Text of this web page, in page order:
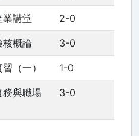
業講堂 2-0
核概論 3-0
（一） 1-0
務與職場
3-0